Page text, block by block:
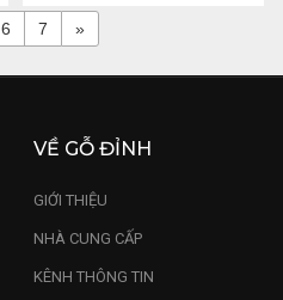
6 7 »
VỀ GỖ ĐỈNH
GIỚI THIỆU
NHÀ CUNG CẤP
KÊNH THÔNG TIN